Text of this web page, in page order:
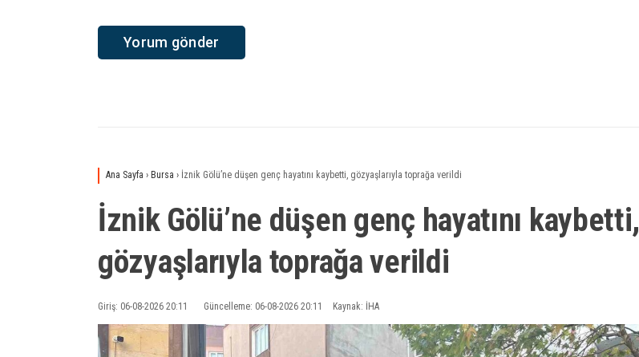
Ana Sayfa › Bursa › İznik Gölü’ne düşen genç hayatını kaybetti, gözyaşlarıyla toprağa verildi
İznik Gölü’ne düşen genç hayatını kaybetti,
gözyaşlarıyla toprağa verildi
Giriş: 06-08-2026 20:11 Güncelleme: 06-08-2026 20:11 Kaynak: İHA